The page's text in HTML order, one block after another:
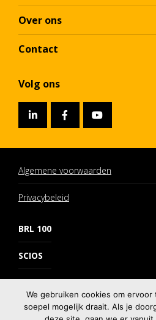
Over ons
Contact
Volg ons
Algemene voorwaarden
Privacybeleid
BRL 100
SCIOS
VCA*
ISO
We gebruiken cookies om
soepel mogelijk draait. Als je